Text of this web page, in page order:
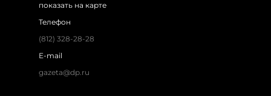
показать на карте
Телефон
(812) 328-28-28
E-mail
gazeta@dp.ru